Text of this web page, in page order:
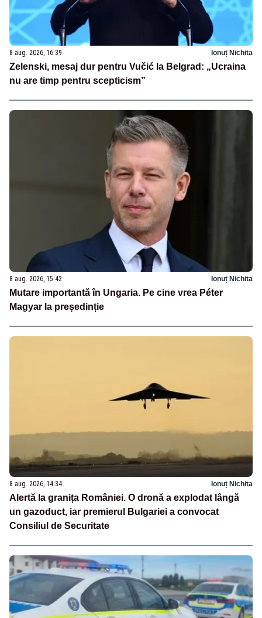
8 aug. 2026, 16:39 Ionuț Nichita
Zelenski, mesaj dur pentru Vučić la Belgrad: „Ucraina
nu are timp pentru scepticism”
8 aug. 2026, 15:42 Ionuț Nichita
Mutare importantă în Ungaria. Pe cine vrea Péter
Magyar la președinție
8 aug. 2026, 14:34 Ionuț Nichita
Alertă la granița României. O dronă a explodat lângă
un gazoduct, iar premierul Bulgariei a convocat
Consiliul de Securitate